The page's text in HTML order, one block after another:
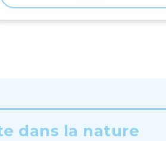
dans la nature